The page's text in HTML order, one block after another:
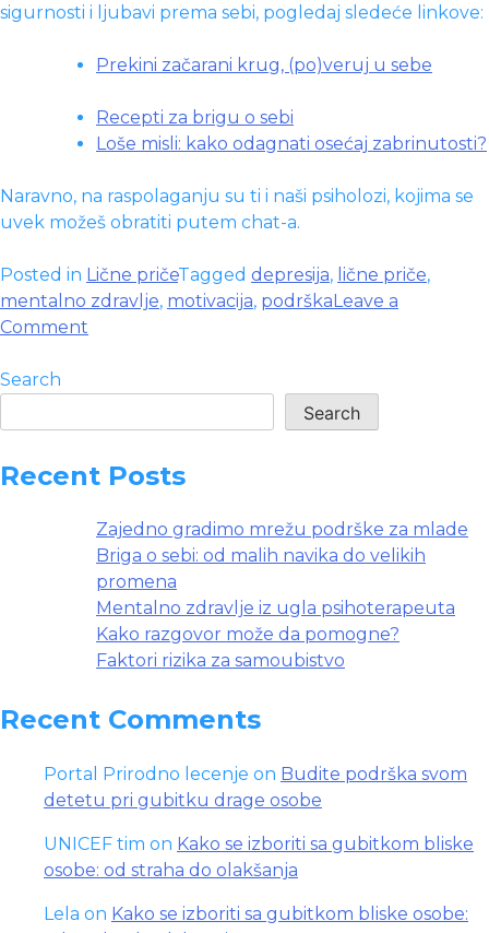
sigurnosti i ljubavi prema sebi, pogledaj sledeće linkove:
Prekini začarani krug, (po)veruj u sebe
Recepti za brigu o sebi
Loše misli: kako odagnati osećaj zabrinutosti?
Naravno, na raspolaganju su ti i naši psiholozi, kojima se
uvek možeš obratiti putem chat-a.
Posted in Lične pričeTagged depresija, lične priče,
mentalno zdravlje, motivacija, podrškaLeave a
Comment
2002.
Search
Search
Recent Posts
Zajedno gradimo mrežu podrške za mlade
Briga o sebi: od malih navika do velikih
promena
Mentalno zdravlje iz ugla psihoterapeuta
Kako razgovor može da pomogne?
Faktori rizika za samoubistvo
Recent Comments
Portal Prirodno lecenje on Budite podrška svom
detetu pri gubitku drage osobe
UNICEF tim on Kako se izboriti sa gubitkom bliske
osobe: od straha do olakšanja
Lela on Kako se izboriti sa gubitkom bliske osobe: